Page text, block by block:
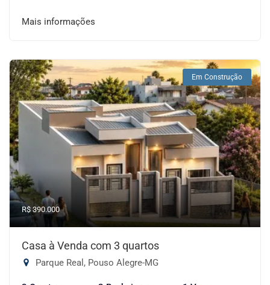
Mais informações
Em Construção
R$ 390.000
Casa à Venda com 3 quartos
Parque Real, Pouso Alegre-MG